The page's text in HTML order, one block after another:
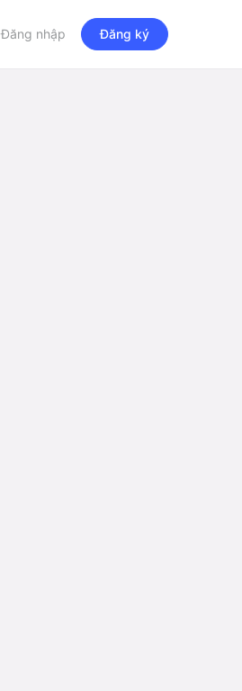
Đăng nhập Đăng ký